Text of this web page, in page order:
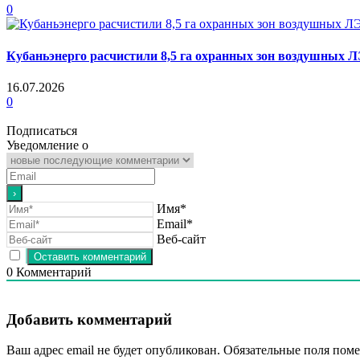
0
Кубаньэнерго расчистили 8,5 га охранных зон воздушных
16.07.2026
0
Подписаться
Уведомление о
Имя*
Email*
Веб-сайт
0 Комментарий
Добавить комментарий
Ваш адрес email не будет опубликован. Обязательные поля